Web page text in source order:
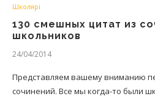
Школярі
130 смешных цитат из
школьников
24/04/2014
Представляем вашему вниманию
сочинений. Все мы когда-то были